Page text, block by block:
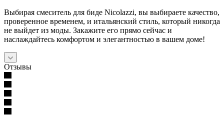
Выбирая смеситель для биде Nicolazzi, вы выбираете качество,
проверенное временем, и итальянский стиль, который никогда
не выйдет из моды. Закажите его прямо сейчас и
наслаждайтесь комфортом и элегантностью в вашем доме!
Отзывы